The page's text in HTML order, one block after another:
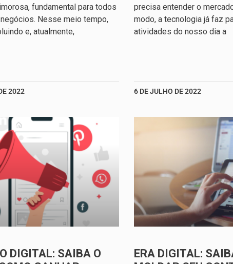
fundamental para todos
Nesse meio tempo,
e, atualmente,
2022
precisa entender o
modo, a tecnologia já faz
atividades do nosso dia a
6 DE JULHO DE 2022
DIGITAL: SAIBA O
ERA DIGITAL: